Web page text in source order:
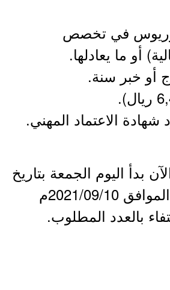
في تخصص
أو ما يعادلها.
بدأ اليوم الجمعة بتاريخ
1443/02/03هـ الموافق 2021/09/10م
بالعدد المطلوب.